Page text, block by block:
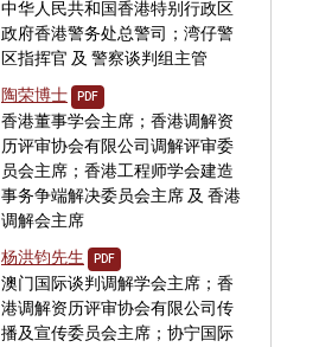
中华人民共和国香港特别行政区
政府香港警务处总警司；湾仔警
区指挥官 及 警察谈判组主管
陶荣博士
PDF
香港董事学会主席；香港调解资
历评审协会有限公司调解评审委
员会主席；香港工程师学会建造
事务争端解决委员会主席 及 香港
调解会主席
杨洪钧先生
PDF
澳门国际谈判调解学会主席；香
港调解资历评审协会有限公司传
播及宣传委员会主席；协宁国际